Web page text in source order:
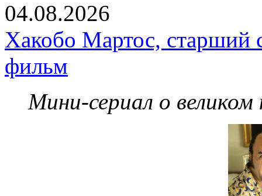
04.08.2026
Хакобо Мартос, старший
фильм
Мини-сериал о великом